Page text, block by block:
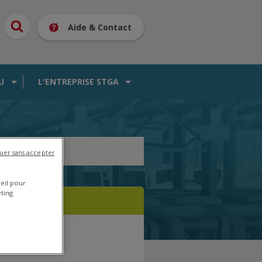
Aide & Contact
L'ENTREPRISE STGA
pour
sans accepter